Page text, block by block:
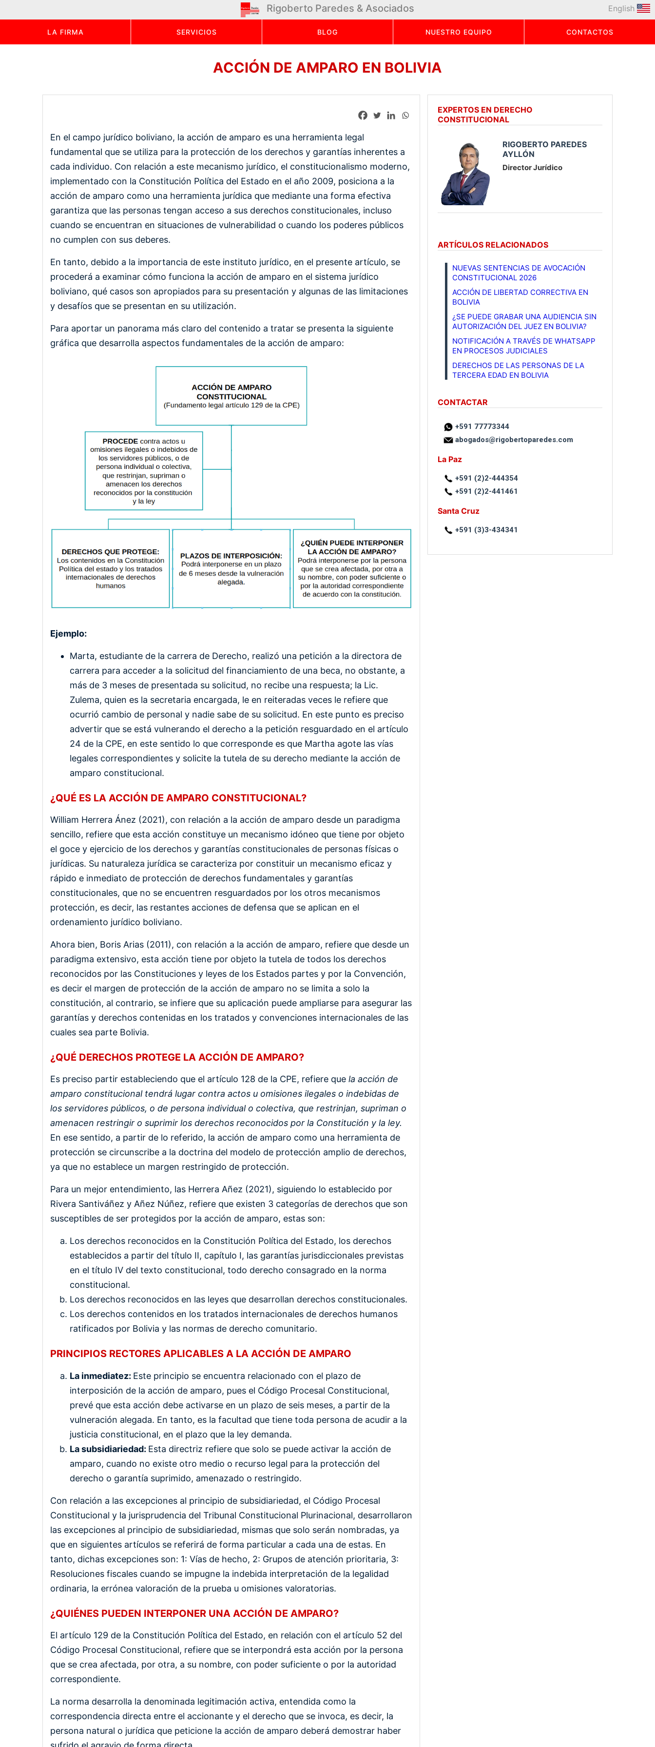
Rigoberto Paredes & Asociados
LA FIRMA SERVICIOS BLOG NUESTRO EQUIPO CONTACTOS
English
ACCIÓN DE AMPARO EN BOLIVIA
En el campo jurídico boliviano, la acción de amparo es una herramienta legal
fundamental que se utiliza para la protección de los derechos y garantías inherentes a
cada individuo. Con relación a este mecanismo jurídico, el constitucionalismo moderno,
implementado con la Constitución Política del Estado en el año 2009, posiciona a la
acción de amparo como una herramienta jurídica que mediante una forma efectiva
garantiza que las personas tengan acceso a sus derechos constitucionales, incluso
cuando se encuentran en situaciones de vulnerabilidad o cuando los poderes públicos
no cumplen con sus deberes.
En tanto, debido a la importancia de este instituto jurídico, en el presente artículo, se
procederá a examinar cómo funciona la acción de amparo en el sistema jurídico
boliviano, qué casos son apropiados para su presentación y algunas de las limitaciones
y desafíos que se presentan en su utilización.
Para aportar un panorama más claro del contenido a tratar se presenta la siguiente
gráfica que desarrolla aspectos fundamentales de la acción de amparo:
Ejemplo:
Marta, estudiante de la carrera de Derecho, realizó una petición a la directora de
carrera para acceder a la solicitud del financiamiento de una beca, no obstante, a
más de 3 meses de presentada su solicitud, no recibe una respuesta; la Lic.
Zulema, quien es la secretaria encargada, le en reiteradas veces le refiere que
ocurrió cambio de personal y nadie sabe de su solicitud. En este punto es preciso
advertir que se está vulnerando el derecho a la petición resguardado en el artículo
24 de la CPE, en este sentido lo que corresponde es que Martha agote las vías
legales correspondientes y solicite la tutela de su derecho mediante la acción de
amparo constitucional.
¿QUÉ ES LA ACCIÓN DE AMPARO CONSTITUCIONAL?
William Herrera Ánez (2021), con relación a la acción de amparo desde un paradigma
sencillo, refiere que esta acción constituye un mecanismo idóneo que tiene por objeto
el goce y ejercicio de los derechos y garantías constitucionales de personas físicas o
jurídicas. Su naturaleza jurídica se caracteriza por constituir un mecanismo eficaz y
rápido e inmediato de protección de derechos fundamentales y garantías
constitucionales, que no se encuentren resguardados por los otros mecanismos
protección, es decir, las restantes acciones de defensa que se aplican en el
ordenamiento jurídico boliviano.
Ahora bien, Boris Arias (2011), con relación a la acción de amparo, refiere que desde un
paradigma extensivo, esta acción tiene por objeto la tutela de todos los derechos
reconocidos por las Constituciones y leyes de los Estados partes y por la Convención,
es decir el margen de protección de la acción de amparo no se limita a solo la
constitución, al contrario, se infiere que su aplicación puede ampliarse para asegurar las
garantías y derechos contenidas en los tratados y convenciones internacionales de las
cuales sea parte Bolivia.
¿QUÉ DERECHOS PROTEGE LA ACCIÓN DE AMPARO?
Es preciso partir estableciendo que el artículo 128 de la CPE, refiere que la acción de
amparo constitucional tendrá lugar contra actos u omisiones ilegales o indebidas de
los servidores públicos, o de persona individual o colectiva, que restrinjan, supriman o
amenacen restringir o suprimir los derechos reconocidos por la Constitución y la ley.
En ese sentido, a partir de lo referido, la acción de amparo como una herramienta de
protección se circunscribe a la doctrina del modelo de protección amplio de derechos,
ya que no establece un margen restringido de protección.
Para un mejor entendimiento, las Herrera Añez (2021), siguiendo lo establecido por
Rivera Santiváñez y Añez Núñez, refiere que existen 3 categorías de derechos que son
susceptibles de ser protegidos por la acción de amparo, estas son:
Los derechos reconocidos en la Constitución Política del Estado, los derechos
establecidos a partir del título II, capítulo I, las garantías jurisdiccionales previstas
en el título IV del texto constitucional, todo derecho consagrado en la norma
constitucional.
Los derechos reconocidos en las leyes que desarrollan derechos constitucionales.
Los derechos contenidos en los tratados internacionales de derechos humanos
ratificados por Bolivia y las normas de derecho comunitario.
PRINCIPIOS RECTORES APLICABLES A LA ACCIÓN DE AMPARO
La inmediatez: Este principio se encuentra relacionado con el plazo de
interposición de la acción de amparo, pues el Código Procesal Constitucional,
prevé que esta acción debe activarse en un plazo de seis meses, a partir de la
vulneración alegada. En tanto, es la facultad que tiene toda persona de acudir a la
justicia constitucional, en el plazo que la ley demanda.
La subsidiariedad: Esta directriz refiere que solo se puede activar la acción de
amparo, cuando no existe otro medio o recurso legal para la protección del
derecho o garantía suprimido, amenazado o restringido.
Con relación a las excepciones al principio de subsidiariedad, el Código Procesal
Constitucional y la jurisprudencia del Tribunal Constitucional Plurinacional, desarrollaron
las excepciones al principio de subsidiariedad, mismas que solo serán nombradas, ya
que en siguientes artículos se referirá de forma particular a cada una de estas. En
tanto, dichas excepciones son: 1: Vías de hecho, 2: Grupos de atención prioritaria, 3:
Resoluciones fiscales cuando se impugne la indebida interpretación de la legalidad
ordinaria, la errónea valoración de la prueba u omisiones valoratorias.
¿QUIÉNES PUEDEN INTERPONER UNA ACCIÓN DE AMPARO?
El artículo 129 de la Constitución Política del Estado, en relación con el artículo 52 del
Código Procesal Constitucional, refiere que se interpondrá esta acción por la persona
que se crea afectada, por otra, a su nombre, con poder suficiente o por la autoridad
correspondiente.
La norma desarrolla la denominada legitimación activa, entendida como la
correspondencia directa entre el accionante y el derecho que se invoca, es decir, la
persona natural o jurídica que peticione la acción de amparo deberá demostrar haber
EXPERTOS EN DERECHO
CONSTITUCIONAL
RIGOBERTO PAREDES
AYLLÓN
Director Jurídico
ARTÍCULOS RELACIONADOS
NUEVAS SENTENCIAS DE AVOCACIÓN
CONSTITUCIONAL 2026
ACCIÓN DE LIBERTAD CORRECTIVA EN
BOLIVIA
¿SE PUEDE GRABAR UNA AUDIENCIA SIN
AUTORIZACIÓN DEL JUEZ EN BOLIVIA?
NOTIFICACIÓN A TRAVÉS DE WHATSAPP
EN PROCESOS JUDICIALES
DERECHOS DE LAS PERSONAS DE LA
TERCERA EDAD EN BOLIVIA
CONTACTAR
+591 77773344
abogados@rigobertoparedes.com
La Paz
+591 (2)2-444354
+591 (2)2-441461
Santa Cruz
+591 (3)3-434341